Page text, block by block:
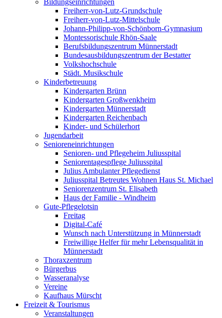
Bildungseinrichtungen
Freiherr-von-Lutz-Grundschule
Freiherr-von-Lutz-Mittelschule
Johann-Philipp-von-Schönborn-Gymnasium
Montessorischule Rhön-Saale
Berufsbildungszentrum Münnerstadt
Bundesausbildungszentrum der Bestatter
Volkshochschule
Städt. Musikschule
Kinderbetreuung
Kindergarten Brünn
Kindergarten Großwenkheim
Kindergarten Münnerstadt
Kindergarten Reichenbach
Kinder- und Schülerhort
Jugendarbeit
Senioreneinrichtungen
Senioren- und Pflegeheim Juliusspital
Seniorentagespflege Juliusspital
Julius Ambulanter Pflegedienst
Juliusspital Betreutes Wohnen Haus St. Michael
Seniorenzentrum St. Elisabeth
Haus der Familie - Windheim
Gute-Pflegelotsin
Freitag
Digital-Café
Wunsch nach Unterstützung in Münnerstadt
Freiwillige Helfer für mehr Lebensqualität in
Münnerstadt
Thoraxzentrum
Bürgerbus
Wasseranalyse
Vereine
Kaufhaus Mürscht
Freizeit & Tourismus
Veranstaltungen